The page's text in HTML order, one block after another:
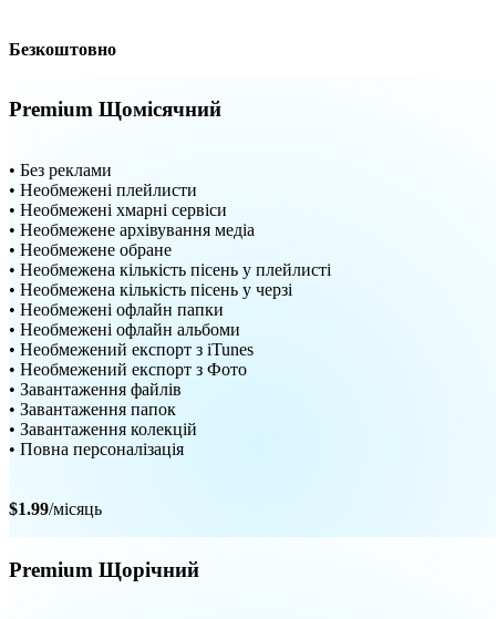
Безкоштовно
Premium Щомісячний
• Без реклами
• Необмежені плейлисти
• Необмежені хмарні сервіси
• Необмежене архівування медіа
• Необмежене обране
• Необмежена кількість пісень у плейлисті
• Необмежена кількість пісень у черзі
• Необмежені офлайн папки
• Необмежені офлайн альбоми
• Необмежений експорт з iTunes
• Необмежений експорт з Фото
• Завантаження файлів
• Завантаження папок
• Завантаження колекцій
• Повна персоналізація
$1.99/місяць
Premium Щорічний